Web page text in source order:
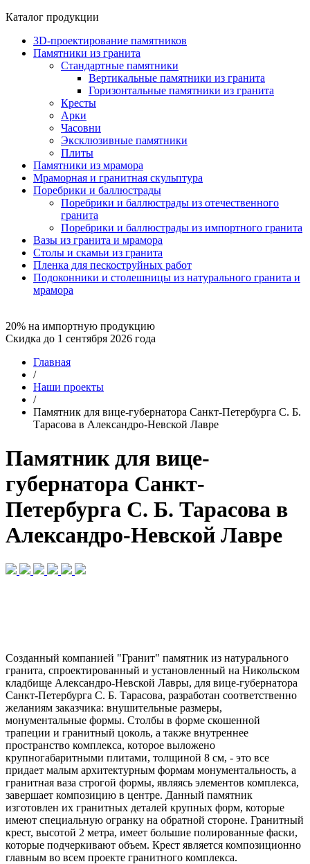
Каталог продукции
3D-проектирование памятников
Памятники из гранита
Стандартные памятники
Вертикальные памятники из гранита
Горизонтальные памятники из гранита
Кресты
Арки
Часовни
Эксклюзивные памятники
Плиты
Памятники из мрамора
Мраморная и гранитная скульптура
Поребрики и баллюстрады
Поребрики и баллюстрады из отечественного
гранита
Поребрики и баллюстрады из импортного гранита
Вазы из гранита и мрамора
Столы и скамьи из гранита
Пленка для пескоструйных работ
Подоконники и столешницы из натурального гранита и
мрамора
20% на импортную продукцию
Скидка до 1 сентября 2026 года
Главная
/
Наши проекты
/
Памятник для вице-губернатора Санкт-Петербурга С. Б.
Тарасова в Александро-Невской Лавре
Памятник для вице-
губернатора Санкт-
Петербурга С. Б. Тарасова в
Александро-Невской Лавре
Созданный компанией "Гранит" памятник из натурального
гранита, спроектированный и установленный на Никольском
кладбище Александро-Невской Лавры, для вице-губернатора
Санкт-Петербурга С. Б. Тарасова, разработан соответственно
желаниям заказчика: внушительные размеры,
монументальные формы. Столбы в форме скошенной
трапеции и гранитный цоколь, а также внутреннее
пространство комплекса, которое выложено
крупногабаритными плитами, толщиной 8 см, - это все
придает малым архитектурным формам монументальность, а
гранитная ваза строгой формы, являясь элементов комплекса,
завершает композицию в центре. Данный памятник
изготовлен их гранитных деталей крупных форм, которые
имеют специальную огранку на обратной стороне. Гранитный
крест, высотой 2 метра, имеет большие полированные фаски,
которые подчеркивают объем. Крест является композиционно
главным во всем проекте гранитного комплекса.